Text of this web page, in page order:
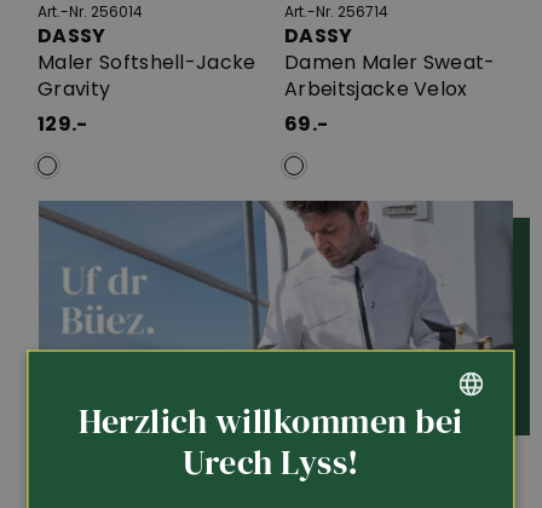
Art.-Nr. 256014
DASSY
Maler Softshell-Jacke
Gravity
129.-
Art.-Nr. 256714
DASSY
Damen Maler Sweat-
Arbeitsjacke Velox
69.-
Neu
Herzlich willkommen bei
Urech Lyss!